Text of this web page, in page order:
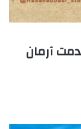
آرمان